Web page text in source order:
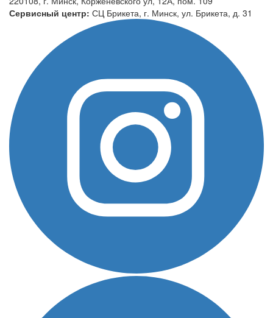
Сервисный центр: СЦ Брикета, г. Минск, ул. Брикета, д. 31